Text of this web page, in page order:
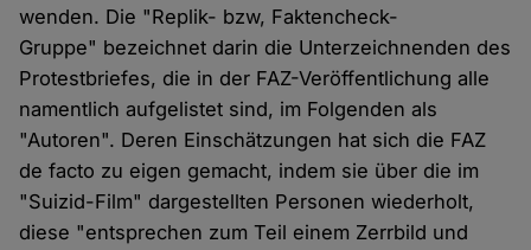
wenden. Die "Replik- bzw, Faktencheck-
Gruppe" bezeichnet darin die Unterzeichnenden des
Protestbriefes, die in der FAZ-Veröffentlichung alle
namentlich aufgelistet sind, im Folgenden als
"Autoren". Deren Einschätzungen hat sich die FAZ
de facto zu eigen gemacht, indem sie über die im
"Suizid-Film" dargestellten Personen wiederholt,
diese "entsprechen zum Teil einem Zerrbild und